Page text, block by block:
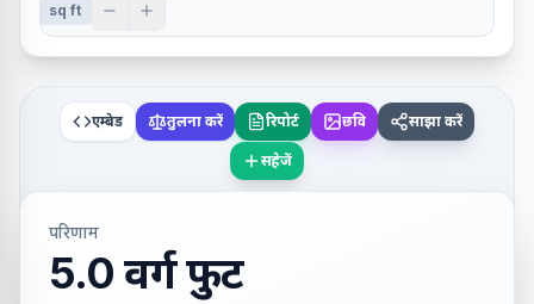
sq ft
एम्बेड तुलना करें रिपोर्ट छवि साझा करें
सहेजें
परिणाम
5.0 वर्ग फुट